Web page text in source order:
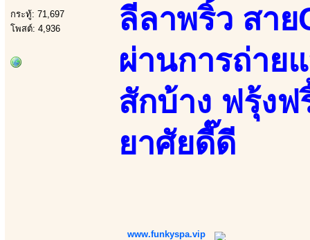
กระทู้: 71,697
โพสต์: 4,936
ลีลาพริ้ว สา
ผ่านการถ่าย
สักบ้าง ฟรุ้งฟ
ยาศัยดี๊ดี
www.funkyspa.vip